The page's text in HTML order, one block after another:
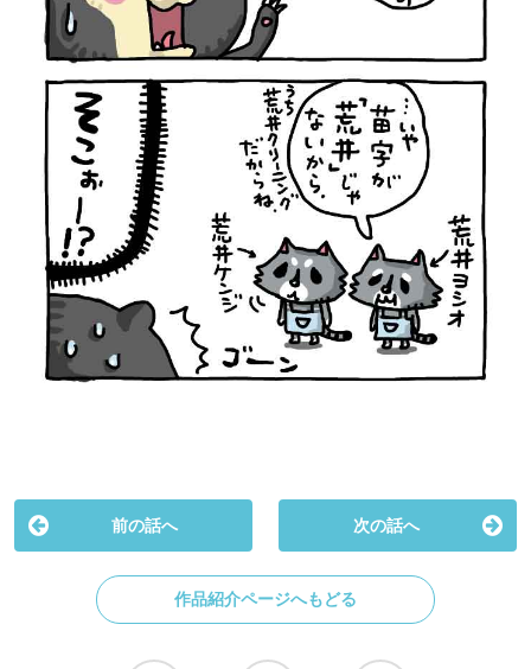
前の話へ 次の話へ
作品紹介ページへもどる